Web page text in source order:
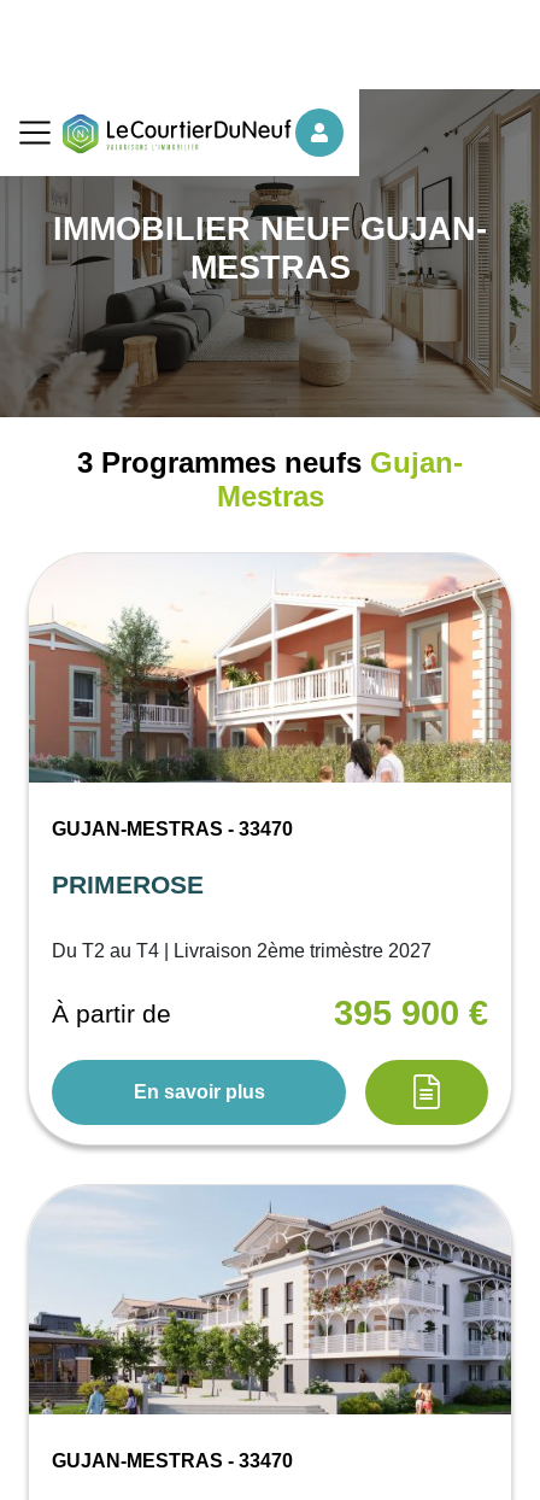
IMMOBILIER NEUF GUJAN-
MESTRAS
3 Programmes neufs Gujan-
Mestras
GUJAN-MESTRAS - 33470
PRIMEROSE
Du T2 au T4 | Livraison 2ème trimèstre 2027
À partir de 395 900 €
En savoir plus
GUJAN-MESTRAS - 33470